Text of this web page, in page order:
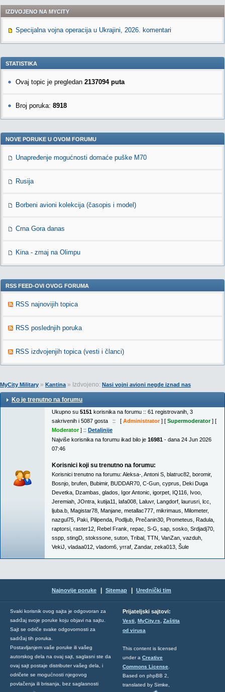
IZDVOJENO NA MYCITY
Specijalna vojna operacija u Ukrajini, 2026. komentari
STATISTIKA
Ovaj topic je pregledan 2137094 puta
Broj poruka: 8918
NOVE PORUKE U OVOM FORUMU
Unapređenje mogućnosti domaće puške M70
Rusija
Borbeni avioni kolekcija (časopis i model)
Crna Gora danas
Kina - zmaj na Olimpu
RSS FEED-OVI OVOG FORUMA
RSS najnovijih topica
RSS poslednjih poruka
RSS izdvojenjih topica (vesti i članci)
MyCity Military » Kantina» Izdvojeno: Nasi vojni avioni negde iznad nas
Ko je trenutno na forumu
Ukupno su 5151 korisnika na forumu :: 61 registrovanih, 3
sakrivenih i 5087 gosta :: [ Administrator] [ Supermoderator] [
Moderator] :: Detaljnije
Najviše korisnika na forumu ikad bilo je 16981 - dana 24 Jun 2026
07:46
Korisnici koji su trenutno na forumu:
Korisnici trenutno na forumu: Aleksa- Antoni S blatruc82 boromir,
Bosnjo brufen Bubimir, BUDDAR70 C-Gun cyprus Deki Duga
Devetka Dzambas glados Igor Antonic igorpet IQ116 Ivoo
Jeremiah JOntra kutija11 lafa008 Laluvr, Langdorf laurusri lcc
ljuba.b Magistar78 Manjane metallac777 mikrimaus Milometer,
nazgul75 Paki Pilipenda Podljub Prečanin30 Prometeus Radula
raptorsi raster12 Rebel Frank repac S-G sap sosko Srdjadj70
sspp stingD stokssone suton Tribal TTN VanZan vazduh
VekiJ vladaa012 vladom6 yrraf Zandar, zeka013 Šule
Najnovije poruke Sitemap Urednički tim
Svaki korisnik ovog sajta je odgovoran za
sadržaj svoje poruke koju objavi na sajtu.
Sajt se odriče svake odgovornosti za
sadržaj tih poruka.
Postavljanjem vaše poruke ili vašeg
autorskog dela na ovaj sajt, saglasni ste da
ovaj sajt postaje distributer vašeg dela, i
odričete se mogućnosti njegovog
povlačenja ili brisanja, bez saglasnosti
Prijateljski sajtovi:
Vesti, MyCity.rs, Zaštita
od virusa
This content is licensed
under a Creative
Commons License
Based on phpBB 2,
translated by Simke,